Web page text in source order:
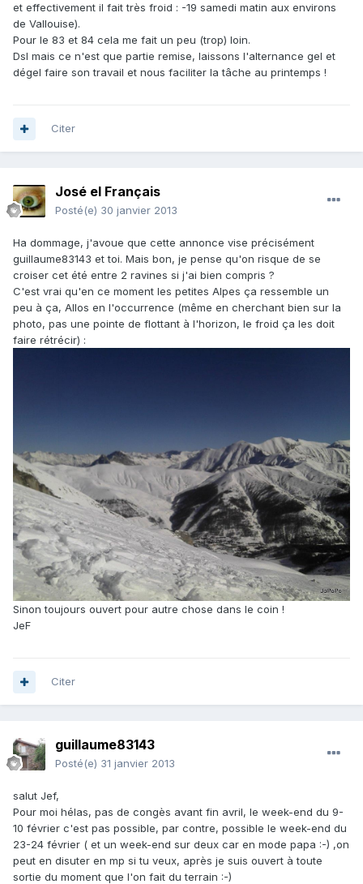
et effectivement il fait très froid : -19 samedi matin aux environs
de Vallouise).
Pour le 83 et 84 cela me fait un peu (trop) loin.
Dsl mais ce n'est que partie remise, laissons l'alternance gel et
dégel faire son travail et nous faciliter la tâche au printemps !
Citer
José el Français
Posté(e) 30 janvier 2013
Ha dommage, j'avoue que cette annonce vise précisément
guillaume83143 et toi. Mais bon, je pense qu'on risque de se
croiser cet été entre 2 ravines si j'ai bien compris ?
C'est vrai qu'en ce moment les petites Alpes ça ressemble un
peu à ça, Allos en l'occurrence (même en cherchant bien sur la
photo, pas une pointe de flottant à l'horizon, le froid ça les doit
faire rétrécir) :
Sinon toujours ouvert pour autre chose dans le coin !
JeF
Citer
guillaume83143
Posté(e) 31 janvier 2013
salut Jef,
Pour moi hélas, pas de congès avant fin avril, le week-end du 9-
10 février c'est pas possible, par contre, possible le week-end du
23-24 février ( et un week-end sur deux car en mode papa :-) ,on
peut en disuter en mp si tu veux, après je suis ouvert à toute
sortie du moment que l'on fait du terrain :-)